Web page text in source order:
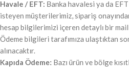
Havale / EFT: Banka havalesi ya da
isteyen müşterilerimiz, sipariş
hesap bilgilerimizi içeren detaylı bir
Ödeme bilgileri tarafımıza ulaştıktan
alınacaktır.
Kapıda Ödeme: Bazı ürün ve bölge